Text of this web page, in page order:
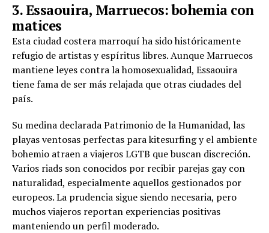
3. Essaouira, Marruecos: bohemia con
matices
Esta ciudad costera marroquí ha sido históricamente
refugio de artistas y espíritus libres. Aunque Marruecos
mantiene leyes contra la homosexualidad, Essaouira
tiene fama de ser más relajada que otras ciudades del
país.
Su medina declarada Patrimonio de la Humanidad, las
playas ventosas perfectas para kitesurfing y el ambiente
bohemio atraen a viajeros LGTB que buscan discreción.
Varios riads son conocidos por recibir parejas gay con
naturalidad, especialmente aquellos gestionados por
europeos. La prudencia sigue siendo necesaria, pero
muchos viajeros reportan experiencias positivas
manteniendo un perfil moderado.